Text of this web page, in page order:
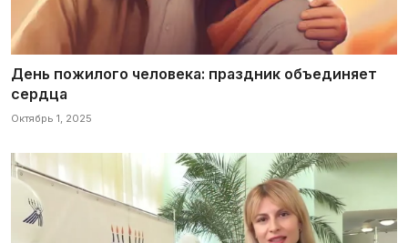
День пожилого человека: праздник объединяет
сердца
Октябрь 1, 2025